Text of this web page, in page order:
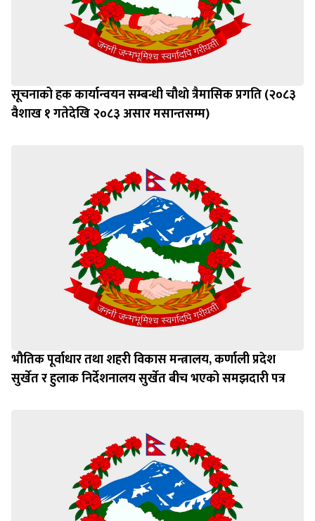
सूचनाको हक कार्यान्वयन सम्बन्धी चौथाे त्रैमासिक प्रगति (२०८३
वैशाख १ गतेदेखि २०८३ असार मसान्तसम्म)
भौतिक पूर्वाधार तथा शहरी विकास मन्त्रालय, कर्णाली प्रदेश
सुर्खेत र हुलाक निर्देशनालय सुर्खेत बीच भएको समझदारी पत्र